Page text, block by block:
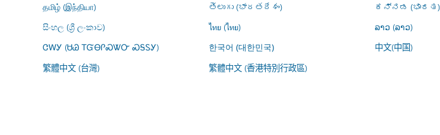
தமிழ் (இந்தியா)
తెలుగు (భారతదేశం) ಕನ್ನಡ (ಭಾರತ)
සිංහල (ශ්‍රී ලංකාව)
ไทย (ไทย) ລາວ (ລາວ)
ᏣᎳᎩ (ᏌᏊ ᎢᏳᎾᎵᏍᏔᏅ ᏍᎦᏚᎩ)
한국어 (대한민국) 中文(中国)
繁體中文 (台灣) 繁體中文 (香港特別行政區)